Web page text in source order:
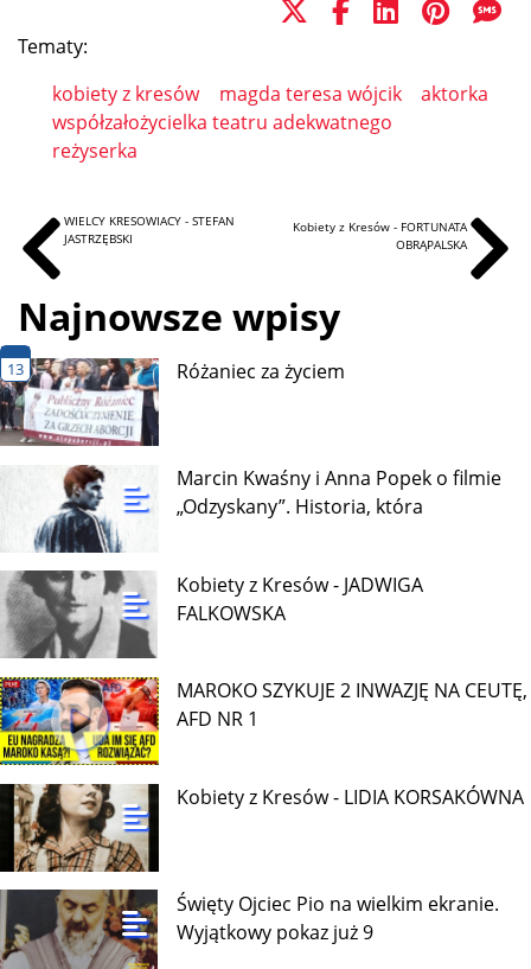
Tematy:
kobiety z kresów
magda teresa wójcik
aktorka
współzałożycielka teatru adekwatnego
reżyserka
WIELCY KRESOWIACY - STEFAN
JASTRZĘBSKI
Kobiety z Kresów - FORTUNATA
OBRĄPALSKA
Najnowsze wpisy
13 Różaniec za życiem
Marcin Kwaśny i Anna Popek o filmie
„Odzyskany”. Historia, która
Kobiety z Kresów - JADWIGA
FALKOWSKA
MAROKO SZYKUJE 2 INWAZJĘ NA CEUTĘ,
AFD NR 1
Kobiety z Kresów - LIDIA KORSAKÓWNA
Święty Ojciec Pio na wielkim ekranie.
Wyjątkowy pokaz już 9